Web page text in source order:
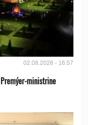
02.08.2026 - 16:57
ministrine